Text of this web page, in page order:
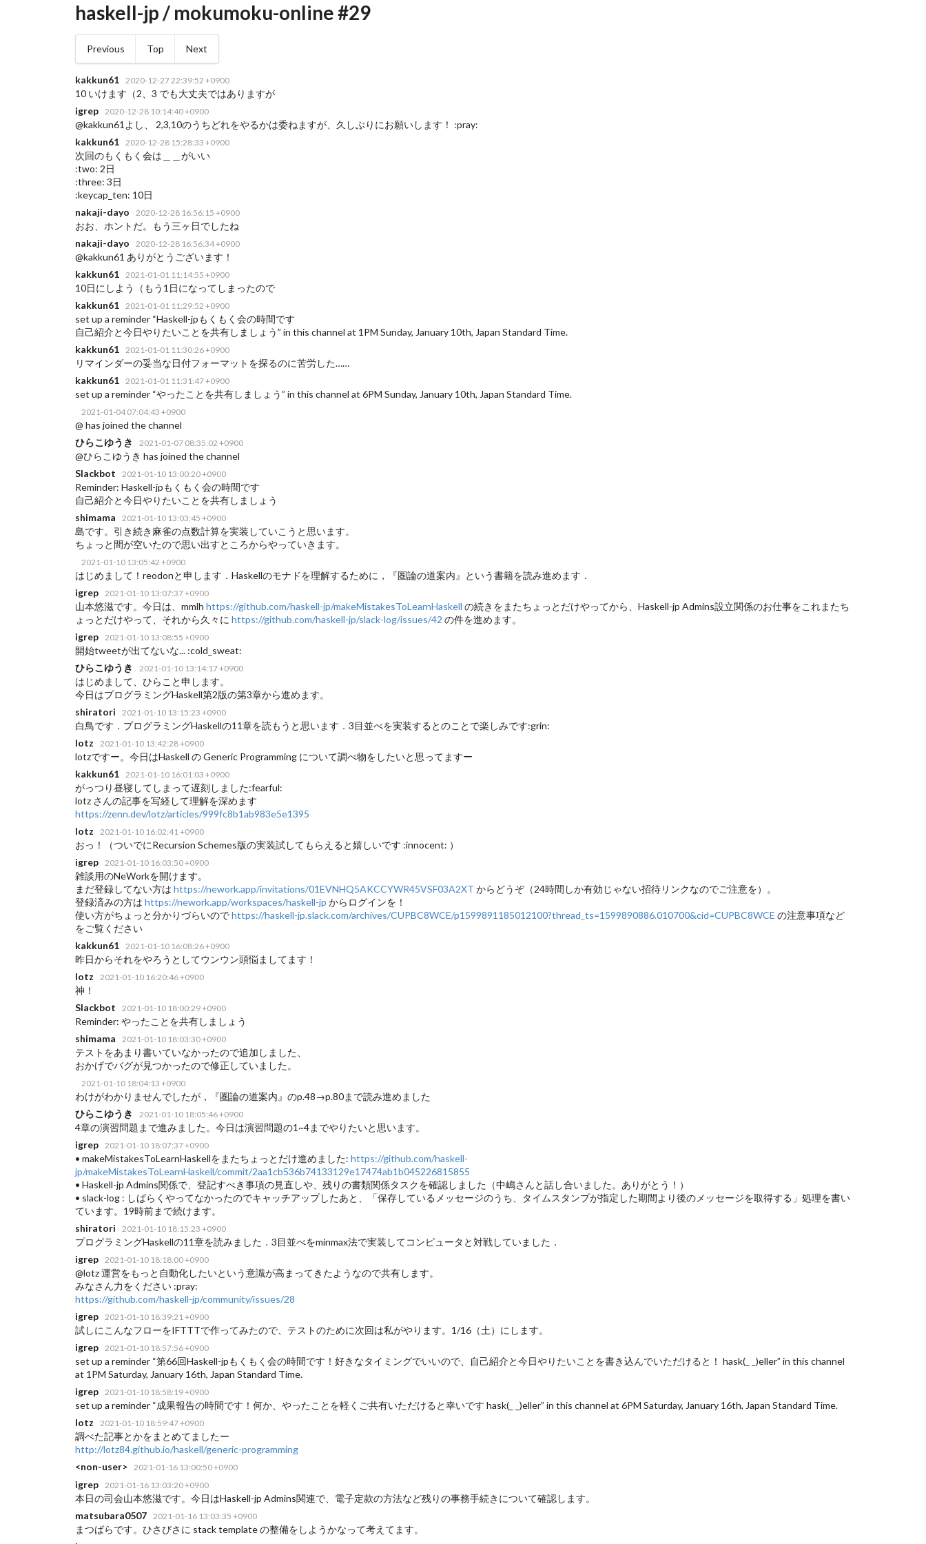
haskell-jp / mokumoku-online #29
Previous Top Next
kakkun61 2020-12-27 22:39:52 +0900
10 いけます（2、3 でも大丈夫ではありますが
igrep
2020-12-28 10:14:40 +0900
@kakkun61よし、 2,3,10のうちどれをやるかは委ねますが、久しぶりにお願いします！ :pray:
kakkun61
2020-12-28 15:28:33 +0900
次回のもくもく会は＿＿がいい
:two: 2日
:three: 3日
:keycap_ten: 10日
nakaji-dayo
2020-12-28 16:56:15 +0900
おお、ホントだ。もう三ヶ日でしたね
nakaji-dayo
2020-12-28 16:56:34 +0900
@kakkun61 ありがとうございます！
kakkun61
2021-01-01 11:14:55 +0900
10日にしよう（もう1日になってしまったので
kakkun61
2021-01-01 11:29:52 +0900
set up a reminder “Haskell-jpもくもく会の時間です
自己紹介と今日やりたいことを共有しましょう” in this channel at 1PM Sunday, January 10th, Japan Standard Time.
kakkun61
2021-01-01 11:30:26 +0900
リマインダーの妥当な日付フォーマットを探るのに苦労した……
kakkun61
2021-01-01 11:31:47 +0900
set up a reminder “やったことを共有しましょう” in this channel at 6PM Sunday, January 10th, Japan Standard Time.
2021-01-04 07:04:43 +0900
@ has joined the channel
ひらこゆうき
2021-01-07 08:35:02 +0900
@ひらこゆうき has joined the channel
Slackbot
2021-01-10 13:00:20 +0900
Reminder: Haskell-jpもくもく会の時間です
自己紹介と今日やりたいことを共有しましょう
shimama
2021-01-10 13:03:45 +0900
島です。引き続き麻雀の点数計算を実装していこうと思います。
ちょっと間が空いたので思い出すところからやっていきます。
2021-01-10 13:05:42 +0900
はじめまして！reodonと申します．Haskellのモナドを理解するために，『圏論の道案内』という書籍を読み進めます．
igrep
2021-01-10 13:07:37 +0900
山本悠滋です。今日は、mmlh https://github.com/haskell-jp/makeMistakesToLearnHaskell の続きをまたちょっとだけやってから、Haskell-jp Admins設立関係のお仕事をこれまたち
ょっとだけやって、それから久々に https://github.com/haskell-jp/slack-log/issues/42 の件を進めます。
igrep
2021-01-10 13:08:55 +0900
開始tweetが出てないな... :cold_sweat:
ひらこゆうき
2021-01-10 13:14:17 +0900
はじめまして、ひらこと申します。
今日はプログラミングHaskell第2版の第3章から進めます。
shiratori
2021-01-10 13:15:23 +0900
白鳥です．プログラミングHaskellの11章を読もうと思います．3目並べを実装するとのことで楽しみです:grin:
lotz
2021-01-10 13:42:28 +0900
lotzですー。今日はHaskell の Generic Programming について調べ物をしたいと思ってますー
kakkun61
2021-01-10 16:01:03 +0900
がっつり昼寝してしまって遅刻しました:fearful:
lotz さんの記事を写経して理解を深めます
https://zenn.dev/lotz/articles/999fc8b1ab983e5e1395
lotz
2021-01-10 16:02:41 +0900
おっ！（ついでにRecursion Schemes版の実装試してもらえると嬉しいです :innocent: ）
igrep
2021-01-10 16:03:50 +0900
雑談用のNeWorkを開けます。
まだ登録してない方は https://nework.app/invitations/01EVNHQ5AKCCYWR45VSF03A2XT からどうぞ（24時間しか有効じゃない招待リンクなのでご注意を）。
登録済みの方は https://nework.app/workspaces/haskell-jp からログインを！
使い方がちょっと分かりづらいのでhttps://haskell-jp.slack.com/archives/CUPBC8WCE/p1599891185012100?thread_ts=1599890886.010700&cid=CUPBC8WCE の注意事項など
をご覧ください
kakkun61
2021-01-10 16:08:26 +0900
昨日からそれをやろうとしてウンウン頭悩ましてます！
lotz
2021-01-10 16:20:46 +0900
神！
Slackbot
2021-01-10 18:00:29 +0900
Reminder: やったことを共有しましょう
shimama
2021-01-10 18:03:30 +0900
テストをあまり書いていなかったので追加しました、
おかげでバグが見つかったので修正していました。
2021-01-10 18:04:13 +0900
わけがわかりませんでしたが，『圏論の道案内』のp.48→p.80まで読み進めました
ひらこゆうき
2021-01-10 18:05:46 +0900
4章の演習問題まで進みました。今日は演習問題の1~4までやりたいと思います。
igrep
2021-01-10 18:07:37 +0900
• makeMistakesToLearnHaskellをまたちょっとだけ進めました: https://github.com/haskell-
jp/makeMistakesToLearnHaskell/commit/2aa1cb536b74133129e17474ab1b045226815855
• Haskell-jp Admins関係で、登記すべき事項の見直しや、残りの書類関係タスクを確認しました（中嶋さんと話し合いました。ありがとう！）
• slack-log : しばらくやってなかったのでキャッチアップしたあと、「保存しているメッセージのうち、タイムスタンプが指定した期間より後のメッセージを取得する」処理を書い
ています。19時前まで続けます。
shiratori
2021-01-10 18:15:23 +0900
プログラミングHaskellの11章を読みました．3目並べをminmax法で実装してコンピュータと対戦していました．
igrep
2021-01-10 18:18:00 +0900
@lotz 運営をもっと自動化したいという意識が高まってきたようなので共有します。
みなさん力をください :pray:
https://github.com/haskell-jp/community/issues/28
igrep
2021-01-10 18:39:21 +0900
試しにこんなフローをIFTTTで作ってみたので、テストのために次回は私がやります。1/16（土）にします。
igrep
2021-01-10 18:57:56 +0900
set up a reminder “第66回Haskell-jpもくもく会の時間です！好きなタイミングでいいので、自己紹介と今日やりたいことを書き込んでいただけると！ hask(_ _)eller” in this channel
at 1PM Saturday, January 16th, Japan Standard Time.
igrep
2021-01-10 18:58:19 +0900
set up a reminder “成果報告の時間です！何か、やったことを軽くご共有いただけると幸いです hask(_ _)eller” in this channel at 6PM Saturday, January 16th, Japan Standard Time.
lotz
2021-01-10 18:59:47 +0900
調べた記事とかをまとめてましたー
http://lotz84.github.io/haskell/generic-programming
<non-user>
2021-01-16 13:00:50 +0900
igrep 2021-01-16 13:03:20 +0900
本日の司会山本悠滋です。今日はHaskell-jp Admins関連で、電子定款の方法など残りの事務手続きについて確認します。
matsubara0507
2021-01-16 13:03:35 +0900
まつばらです。ひさびさに stack template の整備をしようかなって考えてます。